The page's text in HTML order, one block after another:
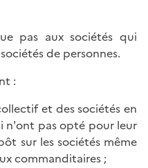
pas aux sociétés qui
de personnes.
:
et des sociétés en
n'ont pas opté pour leur
sur les sociétés même
commanditaires ;